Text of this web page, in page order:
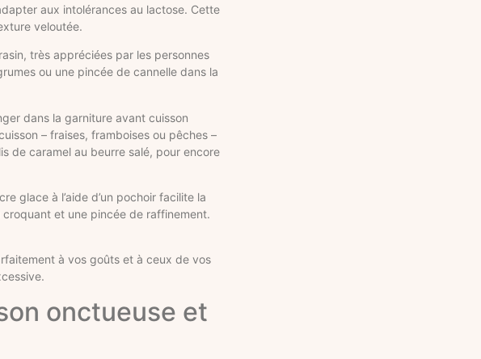
aux intolérances au lactose. Cette
veloutée.
très appréciées par les personnes
ou une pincée de cannelle dans la
dans la garniture avant cuisson
– fraises, framboises ou pêches –
de caramel au beurre salé, pour encore
glace à l’aide d’un pochoir facilite la
et une pincée de raffinement.
à vos goûts et à ceux de vos
onctueuse et